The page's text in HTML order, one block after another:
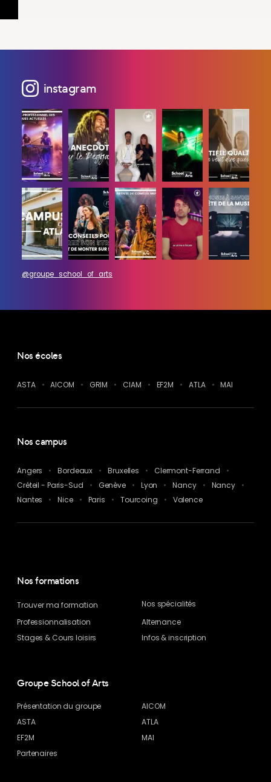
instagram
@groupe_school_of_arts
Nos écoles
ASTA AICOM GRIM CIAM EF2M ATLA MAI
Nos campus
Angers Bordeaux Bruxelles
Clermont-Ferrand
Créteil - Paris-Sud
Genève Lyon Nancy
Nancy
Nantes
Nice Paris Tourcoing Valence
Nos formations
Trouver ma formation
Nos spécialités
Professionnalisation
Alternance
Stages & Cours loisirs
Infos & inscription
Groupe School of Arts
Présentation du groupe
AICOM
ASTA
ATLA
EF2M
MAI
Partenaires